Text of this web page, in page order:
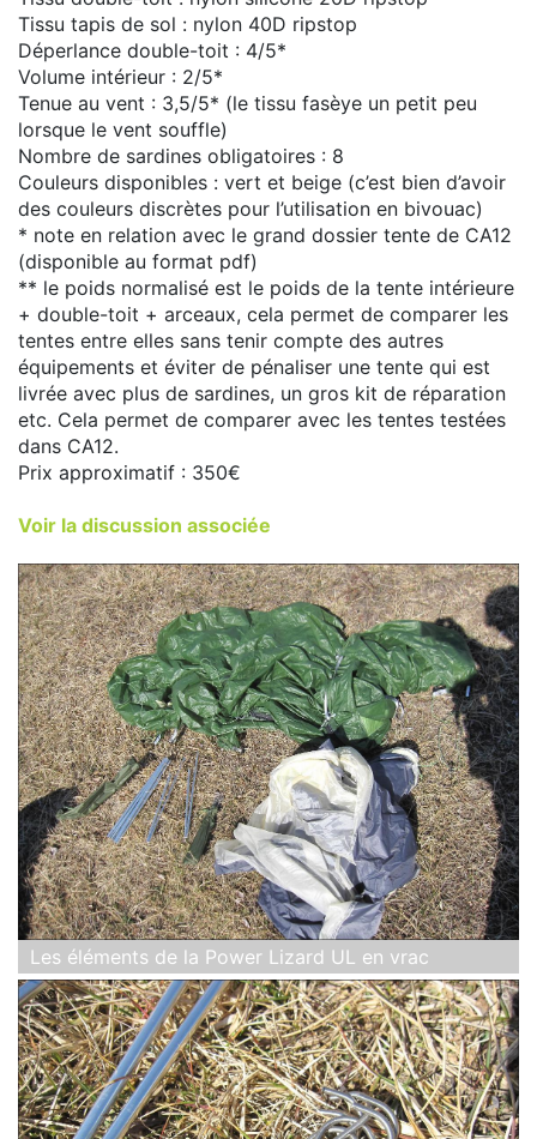
Tissu tapis de sol : nylon 40D ripstop
Déperlance double-toit : 4/5*
Volume intérieur : 2/5*
Tenue au vent : 3,5/5* (le tissu fasèye un petit peu
lorsque le vent souffle)
Nombre de sardines obligatoires : 8
Couleurs disponibles : vert et beige (c’est bien d’avoir
des couleurs discrètes pour l’utilisation en bivouac)
* note en relation avec le grand dossier tente de CA12
(disponible au format pdf)
** le poids normalisé est le poids de la tente intérieure
+ double-toit + arceaux, cela permet de comparer les
tentes entre elles sans tenir compte des autres
équipements et éviter de pénaliser une tente qui est
livrée avec plus de sardines, un gros kit de réparation
etc. Cela permet de comparer avec les tentes testées
dans CA12.
Prix approximatif : 350€
Voir la discussion associée
Les éléments de la Power Lizard UL en vrac